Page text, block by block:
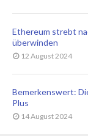
Ethereum strebt
überwinden
12 August 2024
Bemerkenswert:
Plus
14 August 2024